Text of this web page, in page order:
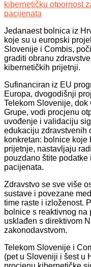
Jedanaest bolnica iz
koje su u europski
Slovenije i Combis,
graditi obranu
kibernetičkih prijetnji.
Sufinanciran iz EU
Europa, dvogodišnji
Telekom Slovenije, dok
Grupe, vodi procjenu
uvođenje i validaciju
edukaciju zdravstvenih
konkretan: bolnice koje
prijetnje, nastavljaju
pouzdano štite podatke
pacijenata.
Zdravstvo se sve više
sustave i povezane
time raste i izloženost.
bolnice s reaktivnog na
usklađen s direktivom
zakonodavstvom.
Telekom Slovenije i
(pet u Sloveniji i šest u